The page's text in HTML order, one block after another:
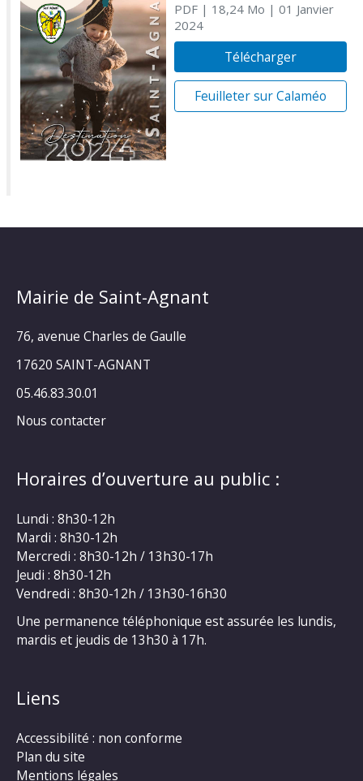
PDF| 18,24 Mo | 01 Janvier
2024
Télécharger
Feuilleter sur Calaméo
Mairie de Saint-Agnant
76, avenue Charles de Gaulle
17620 SAINT-AGNANT
05.46.83.30.01
Nous contacter
Horaires d’ouverture au public :
Lundi : 8h30-12h
Mardi : 8h30-12h
Mercredi : 8h30-12h / 13h30-17h
Jeudi : 8h30-12h
Vendredi : 8h30-12h / 13h30-16h30
Une permanence téléphonique est assurée les lundis,
mardis et jeudis de 13h30 à 17h.
Liens
Accessibilité : non conforme
Plan du site
Mentions légales